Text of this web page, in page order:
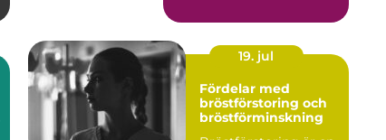
industri...
19. jul
Fördelar med
bröstförstoring och
bröstförminskning